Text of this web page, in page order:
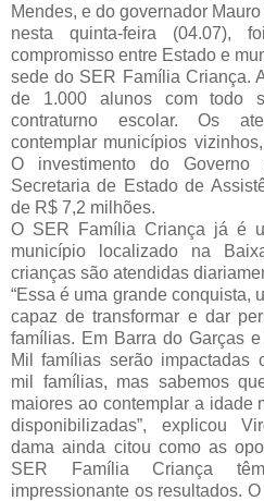
Mendes, e do governador
nesta quinta-feira (04.07),
compromisso entre Estado e
sede do SER Família Criança.
de 1.000 alunos com todo
contraturno escolar. Os
O investimento do
Secretaria de Estado de
de R$ 7,2 milhões.
O SER Família Criança já é
município localizado na
crianças são atendidas
“Essa é uma grande conquista,
capaz de transformar e dar
famílias. Em Barra do Garças
Mil famílias serão impactadas
mil famílias, mas sabemos
maiores ao contemplar a idade
disponibilizadas”, explicou
dama ainda citou como as
SER Família Criança
impressionante os resultados.